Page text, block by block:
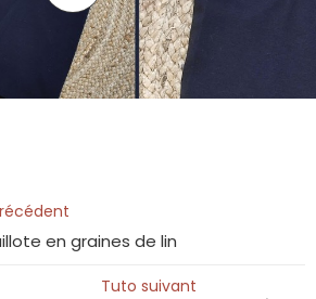
en graines de lin
Tuto suivant